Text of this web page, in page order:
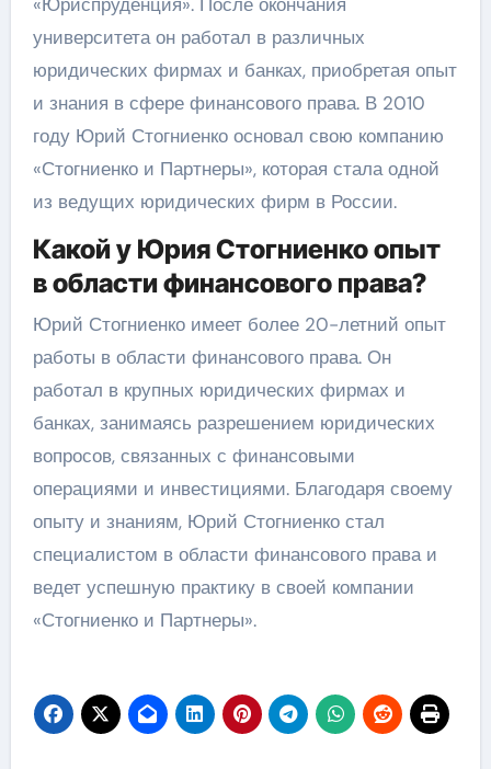
университета он работал в различных
юридических фирмах и банках, приобретая опыт
и знания в сфере финансового права. В 2010
году Юрий Стогниенко основал свою компанию
«Стогниенко и Партнеры», которая стала одной
из ведущих юридических фирм в России.
Какой у Юрия Стогниенко опыт
в области финансового права?
Юрий Стогниенко имеет более 20-летний опыт
работы в области финансового права. Он
работал в крупных юридических фирмах и
банках, занимаясь разрешением юридических
вопросов, связанных с финансовыми
операциями и инвестициями. Благодаря своему
опыту и знаниям, Юрий Стогниенко стал
специалистом в области финансового права и
ведет успешную практику в своей компании
«Стогниенко и Партнеры».